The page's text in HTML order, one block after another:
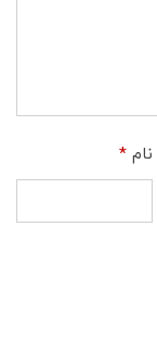
نام*